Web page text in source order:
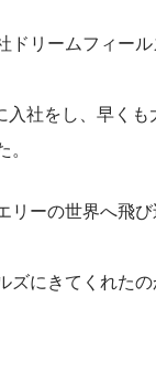
ドリームフィー
社をし、早くも
リーの世界へ飛
ズにきてくれた